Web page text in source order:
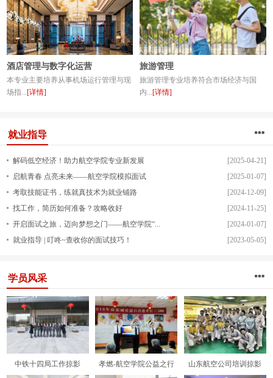
酒店管理与数字化运营
本专业主要培养从事机场运行管理与现
场指...[详情]
旅游管理
旅游管理专业培养符合市场经济与国
内...[详情]
就业指导
[2025-04-21]
解码低空经济！助力航空学院专业新发展
[2025-01-07]
启航青春 点亮未来——航空学院模拟面试
[2024-12-09]
考取技能证书，练就真技术为就业铺路
[2024-11-25]
找工作，简历如何准备？攻略收好
[2024-01-07]
开启面试之旅，迈向梦想之门——航空学院“...
[2023-05-05]
就业指导 | 叮咚~查收你的面试技巧！
学员风采
中铁十四局工作掠影 孝燃-航空学院公益之行 山东航空公司培训掠影